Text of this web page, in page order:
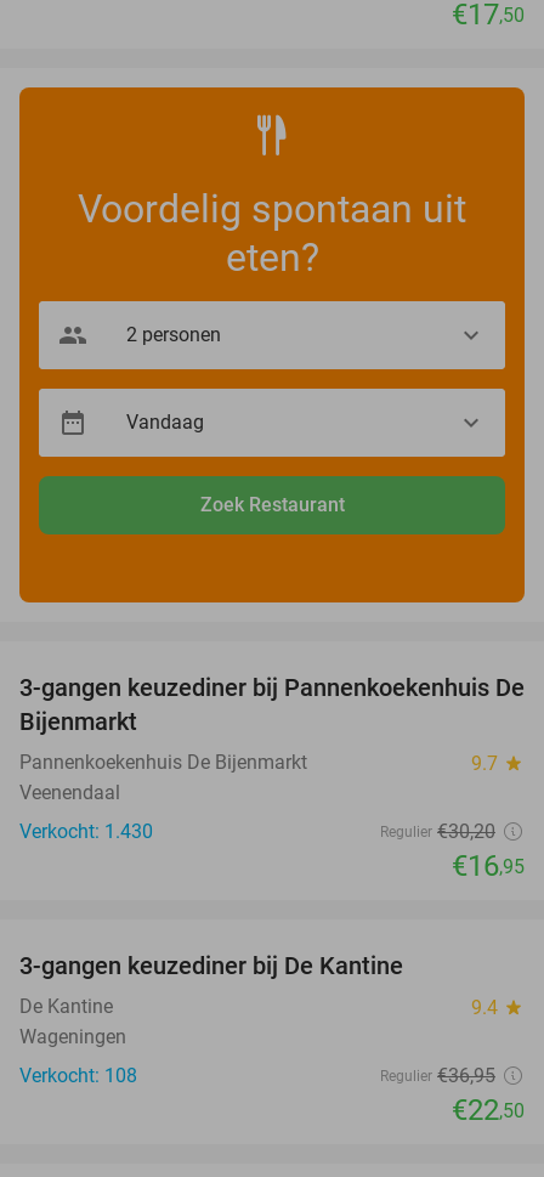
€17,50
Voordelig spontaan uit
eten?
Zoek Restaurant
44%
3-gangen keuzediner bij Pannenkoekenhuis De
Bijenmarkt
Pannenkoekenhuis De Bijenmarkt 9.7 star
Veenendaal
Verkocht: 1.430
Regulier €30,20
€16,95
3-gangen keuzediner bij De Kantine
De Kantine 9.4 star
Wageningen
Verkocht: 108
Regulier €36,95
€22,50